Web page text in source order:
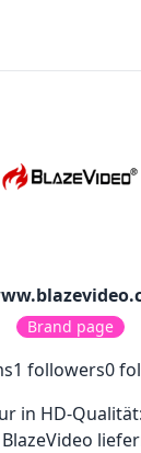
Brand page
1 followers0
in HD-